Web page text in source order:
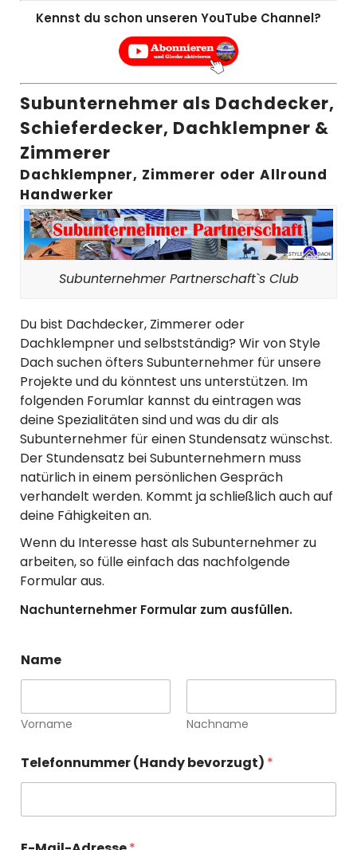
Kennst du schon unseren YouTube Channel?
Subunternehmer als Dachdecker,
Schieferdecker, Dachklempner &
Zimmerer
Dachklempner, Zimmerer oder Allround
Handwerker
Subunternehmer Partnerschaft`s Club
Du bist Dachdecker, Zimmerer oder
Dachklempner und selbstständig? Wir von Style
Dach suchen öfters Subunternehmer für unsere
Projekte und du könntest uns unterstützen. Im
folgenden Forumlar kannst du eintragen was
deine Spezialitäten sind und was du dir als
Subunternehmer für einen Stundensatz wünschst.
Der Stundensatz bei Subunternehmern muss
natürlich in einem persönlichen Gespräch
verhandelt werden. Kommt ja schließlich auch auf
deine Fähigkeiten an.
Wenn du Interesse hast als Subunternehmer zu
arbeiten, so fülle einfach das nachfolgende
Formular aus.
Nachunternehmer Formular zum ausfüllen.
Name
Vorname Nachname
Telefonnummer (Handy bevorzugt) *